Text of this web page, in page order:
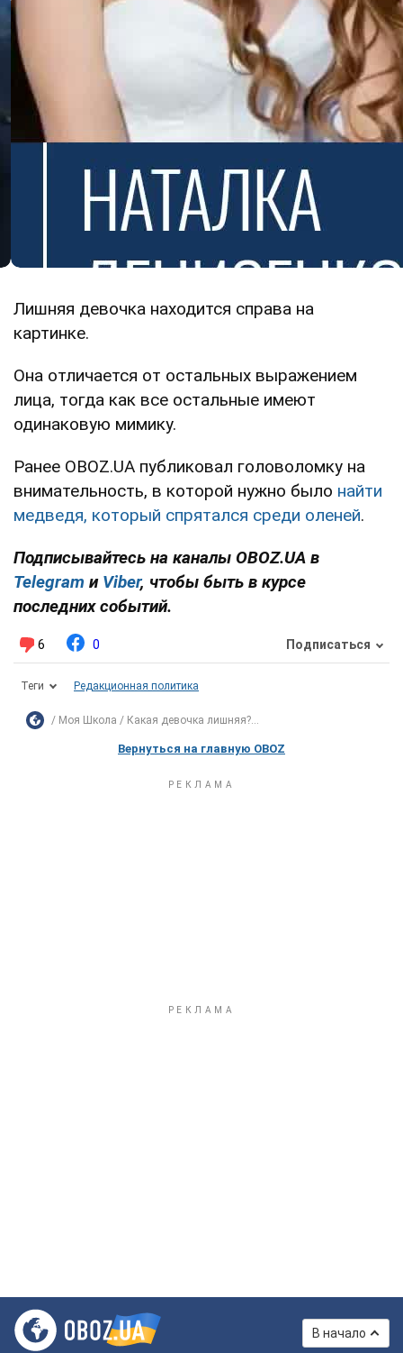
Лишняя девочка находится справа на
картинке.
Она отличается от остальных выражением
лица, тогда как все остальные имеют
одинаковую мимику.
Ранее OBOZ.UA публиковал головоломку на
внимательность, в которой нужно было найти
медведя, который спрятался среди оленей.
Подписывайтесь на каналы OBOZ.UA в
Telegram и Viber, чтобы быть в курсе
последних событий.
6 0 Подписаться
Теги Редакционная политика
Моя Школа Какая девочка лишняя?...
Вернуться на главную OBOZ
В начало